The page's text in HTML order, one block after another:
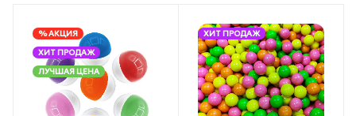
% АКЦИЯ
ХИТ ПРОДАЖ
ЛУЧШАЯ ЦЕНА
ХИТ ПРОДАЖ